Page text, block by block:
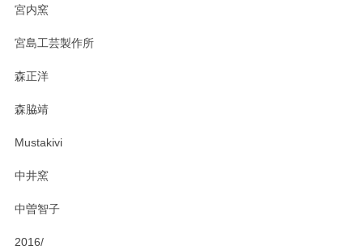
宮内窯
宮島工芸製作所
森正洋
森脇靖
Mustakivi
中井窯
中曽智子
2016/